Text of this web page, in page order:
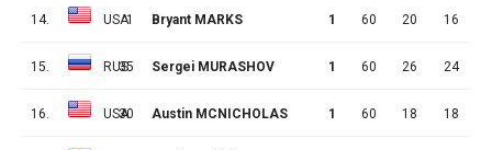
14. USA1 Bryant MARKS 1 60 20 16
15. RUS
35 Sergei MURASHOV 1 60 26 24
16. USA
30 Austin MCNICHOLAS 1 60 18 18